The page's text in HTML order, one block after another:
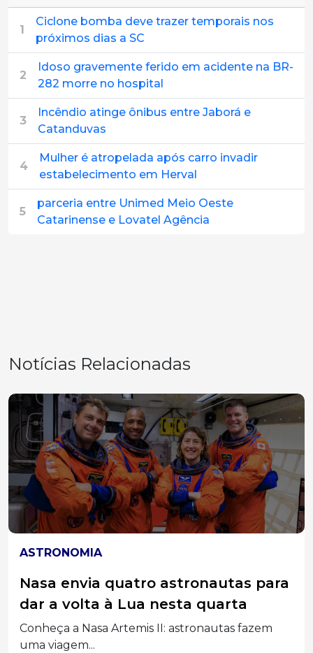
1
Ciclone bomba deve trazer temporais nos
próximos dias a SC
2
Idoso gravemente ferido em acidente na BR-
282 morre no hospital
3
Incêndio atinge ônibus entre Jaborá e
Catanduvas
4
Mulher é atropelada após carro invadir
estabelecimento em Herval
5
parceria entre Unimed Meio Oeste
Catarinense e Lovatel Agência
Notícias Relacionadas
ASTRONOMIA
Nasa envia quatro astronautas para
dar a volta à Lua nesta quarta
Conheça a Nasa Artemis II: astronautas fazem
uma viagem...